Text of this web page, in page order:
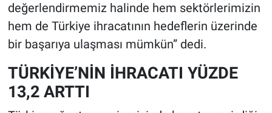
değerlendirmemiz halinde hem sektörlerimizin
hem de Türkiye ihracatının hedeflerin üzerinde
bir başarıya ulaşması mümkün” dedi.
TÜRKİYE’NİN İHRACATI YÜZDE
13,2 ARTTI